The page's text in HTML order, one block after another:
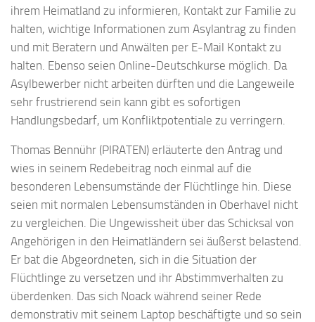
ihrem Heimatland zu informieren, Kontakt zur Familie zu
halten, wichtige Informationen zum Asylantrag zu finden
und mit Beratern und Anwälten per E-Mail Kontakt zu
halten. Ebenso seien Online-Deutschkurse möglich. Da
Asylbewerber nicht arbeiten dürften und die Langeweile
sehr frustrierend sein kann gibt es sofortigen
Handlungsbedarf, um Konfliktpotentiale zu verringern.
Thomas Bennühr (PIRATEN) erläuterte den Antrag und
wies in seinem Redebeitrag noch einmal auf die
besonderen Lebensumstände der Flüchtlinge hin. Diese
seien mit normalen Lebensumständen in Oberhavel nicht
zu vergleichen. Die Ungewissheit über das Schicksal von
Angehörigen in den Heimatländern sei äußerst belastend.
Er bat die Abgeordneten, sich in die Situation der
Flüchtlinge zu versetzen und ihr Abstimmverhalten zu
überdenken. Das sich Noack während seiner Rede
demonstrativ mit seinem Laptop beschäftigte und so sein